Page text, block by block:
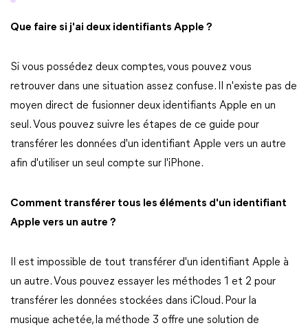
Que faire si j'ai deux identifiants Apple ?
Si vous possédez deux comptes, vous pouvez vous
retrouver dans une situation assez confuse. Il n'existe pas de
moyen direct de fusionner deux identifiants Apple en un
seul. Vous pouvez suivre les étapes de ce guide pour
transférer les données d'un identifiant Apple vers un autre
afin d'utiliser un seul compte sur l'iPhone.
Comment transférer tous les éléments d'un identifiant
Apple vers un autre ?
Il est impossible de tout transférer d'un identifiant Apple à
un autre. Vous pouvez essayer les méthodes 1 et 2 pour
transférer les données stockées dans iCloud. Pour la
musique achetée, la méthode 3 offre une solution de